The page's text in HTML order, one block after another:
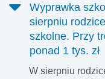
Wyprawka
sierpniu
szkolne. Przy
ponad 1 tys. zł
W sierpniu